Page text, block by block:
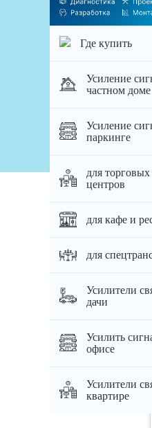
Где купить
Усиление
частном доме
Усиление
паркинге
для
центров
для кафе и
для
Усилители
дачи
Усилить
офисе
Усилители
квартире
Мачты и кронштейны
Комплект
52 783 руб.
Похожие